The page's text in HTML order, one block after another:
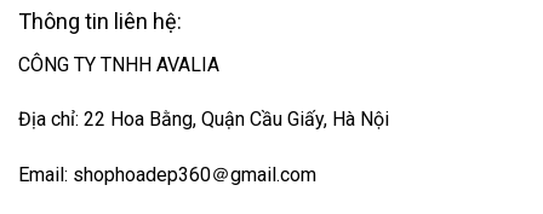
Thông tin liên hệ:
CÔNG TY TNHH AVALIA
Địa chỉ: 22 Hoa Bằng, Quận Cầu Giấy, Hà Nội
Email: shophoadep360＠gmail.com